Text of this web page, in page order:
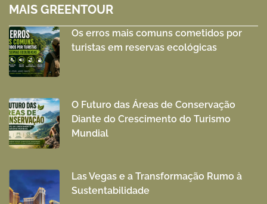
MAIS GREENTOUR
Os erros mais comuns cometidos por
turistas em reservas ecológicas
O Futuro das Áreas de Conservação
Diante do Crescimento do Turismo
Mundial
Las Vegas e a Transformação Rumo à
Sustentabilidade